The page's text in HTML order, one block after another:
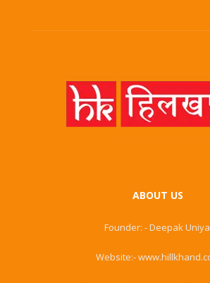
ABOUT US
Founder: - Deepak
Website:-